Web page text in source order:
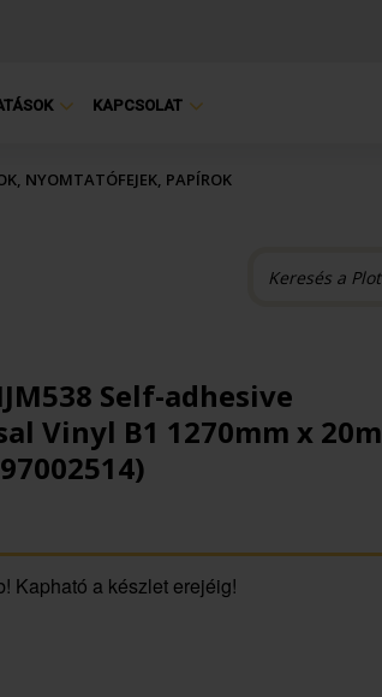
KAPCSOLAT
NYOMTATÓFEJEK, PAPÍROK
Self-adhesive
Vinyl B1 1270mm x
Kapható a készlet erejéig!